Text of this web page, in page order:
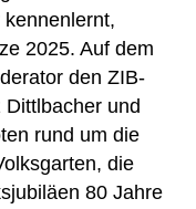
2025. Auf dem
den ZIB-
und
rund um die
die
80 Jahre